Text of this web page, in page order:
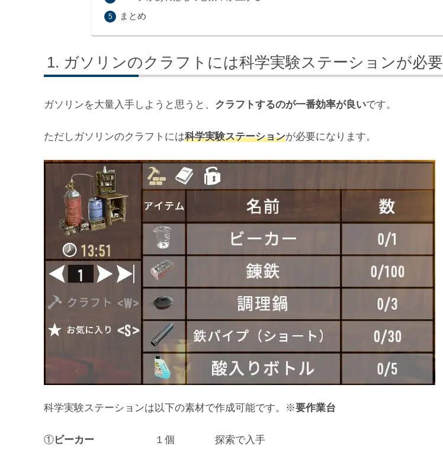
まとめ
ガソリンのクラフトには科学実験ステーションが必要
ガソリンを大量入手しようと思うと、 クラフトするのが一番効率が良いです。
ただしガソリンのクラフトには科学実験ステーションが必要になります。
科学実験ステーションは以下の素材で作成可能です。※要作業台
①ビーカー １個 探索で入手